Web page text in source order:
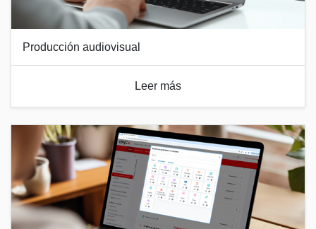
Producción audiovisual
Leer más